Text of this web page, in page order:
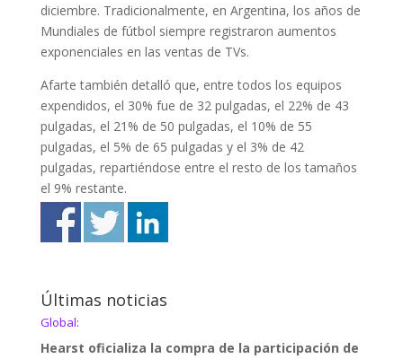
diciembre. Tradicionalmente, en Argentina, los años de
Mundiales de fútbol siempre registraron aumentos
exponenciales en las ventas de TVs.
Afarte también detalló que, entre todos los equipos
expendidos, el 30% fue de 32 pulgadas, el 22% de 43
pulgadas, el 21% de 50 pulgadas, el 10% de 55
pulgadas, el 5% de 65 pulgadas y el 3% de 42
pulgadas, repartiéndose entre el resto de los tamaños
el 9% restante.
Últimas noticias
Global:
Hearst oficializa la compra de la participación de